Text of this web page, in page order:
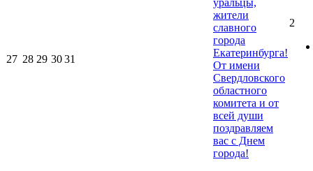
27 28 29 3031
уральцы,
жители
славного
города
Екатеринбурга!
От имени
Свердловского
областного
комитета и от
всей души
поздравляем
вас с Днем
города!
2